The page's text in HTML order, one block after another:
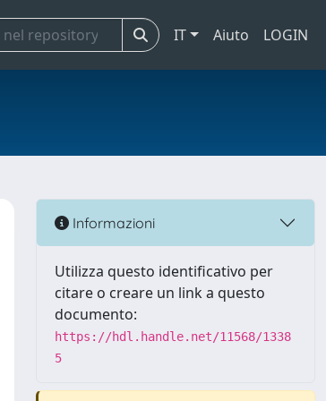
IT Aiuto LOGIN
Informazioni
Utilizza questo identificativo per
citare o creare un link a questo
documento:
https://hdl.handle.net/11568/1338
5